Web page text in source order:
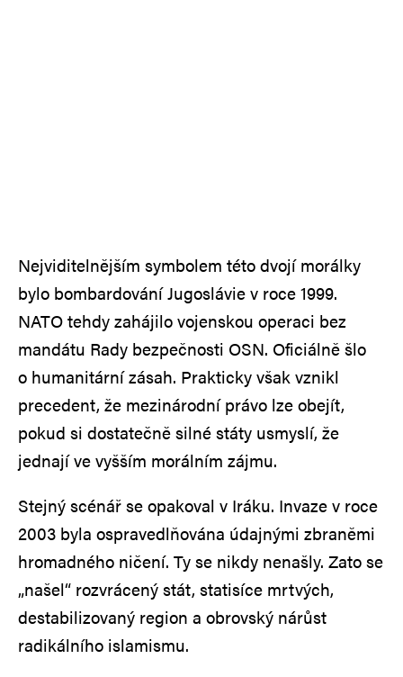
Nejviditelnějším symbolem této dvojí morálky
bylo bombardování Jugoslávie v roce 1999.
NATO tehdy zahájilo vojenskou operaci bez
mandátu Rady bezpečnosti OSN. Oficiálně šlo
o humanitární zásah. Prakticky však vznikl
precedent, že mezinárodní právo lze obejít,
pokud si dostatečně silné státy usmyslí, že
jednají ve vyšším morálním zájmu.
Stejný scénář se opakoval v Iráku. Invaze v roce
2003 byla ospravedlňována údajnými zbraněmi
hromadného ničení. Ty se nikdy nenašly. Zato se
„našel“ rozvrácený stát, statisíce mrtvých,
destabilizovaný region a obrovský nárůst
radikálního islamismu.